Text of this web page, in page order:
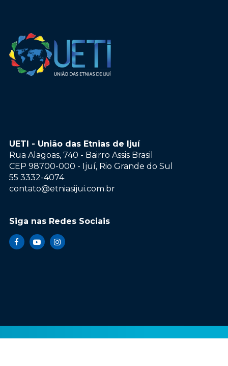
UETI - União das Etnias de Ijuí
Rua Alagoas, 740 - Bairro Assis Brasil
CEP 98700-000 - Ijuí, Rio Grande do Sul
55 3332-4074
contato@etniasijui.com.br
Siga nas Redes Sociais